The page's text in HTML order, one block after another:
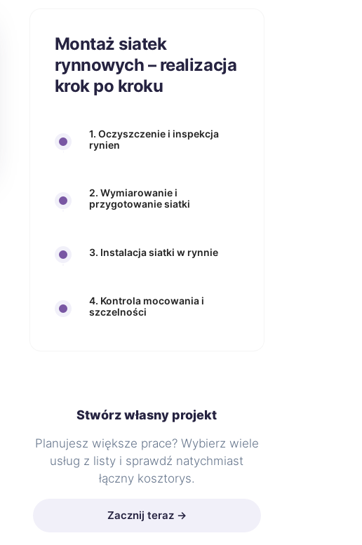
Montaż siatek
rynnowych – realizacja
krok po kroku
1. Oczyszczenie i inspekcja
rynien
2. Wymiarowanie i
przygotowanie siatki
3. Instalacja siatki w rynnie
4. Kontrola mocowania i
szczelności
Stwórz własny projekt
Planujesz większe prace? Wybierz wiele
usług z listy i sprawdź natychmiast
łączny kosztorys.
Zacznij teraz →